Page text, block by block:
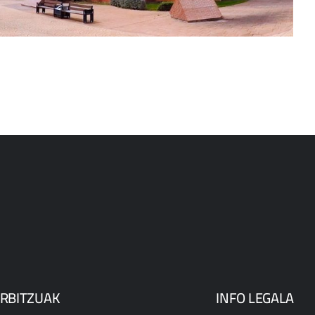
INFO LEGALA